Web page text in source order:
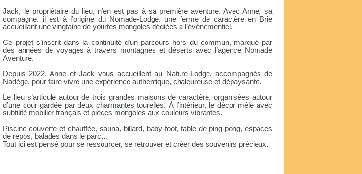
Jack, le propriétaire du lieu, n’en est pas à sa première aventure. Avec Anne, sa
compagne, il est à l’origine du Nomade-Lodge, une ferme de caractère en Brie
accueillant une vingtaine de yourtes mongoles dédiées à l’événementiel.
Ce projet s’inscrit dans la continuité d’un parcours hors du commun, marqué par
des années de voyages à travers montagnes et déserts avec l’agence Nomade
Aventure.
Depuis 2022, Anne et Jack vous accueillent au Nature-Lodge, accompagnés de
Nadège, pour faire vivre une expérience authentique, chaleureuse et dépaysante.
Le lieu s’articule autour de trois grandes maisons de caractère, organisées autour
d’une cour gardée par deux charmantes tourelles. À l’intérieur, le décor mêle avec
subtilité mobilier français et pièces mongoles aux couleurs vibrantes.
Piscine couverte et chauffée, sauna, billard, baby-foot, table de ping-pong, espaces
de repos, balades dans le parc…
Tout ici est pensé pour se ressourcer, se retrouver et créer des souvenirs précieux.